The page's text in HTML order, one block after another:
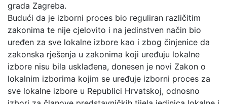
grada Zagreba.
Budući da je izborni proces bio reguliran različitim
zakonima te nije cjelovito i na jedinstven način bio
uređen za sve lokalne izbore kao i zbog činjenice da
zakonska rješenja u zakonima koji uređuju lokalne
izbore nisu bila usklađena, donesen je novi Zakon o
lokalnim izborima kojim se uređuje izborni proces za
sve lokalne izbore u Republici Hrvatskoj, odnosno